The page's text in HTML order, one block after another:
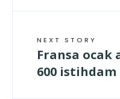
NEXT STORY
Fransa ocak
600